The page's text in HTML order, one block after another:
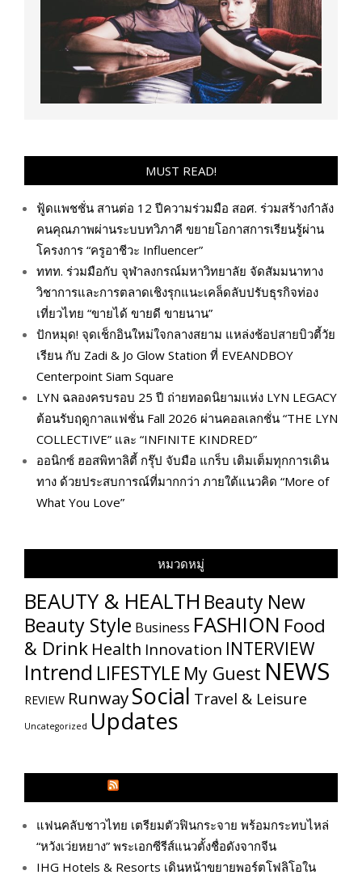
MUST READ!
ฟู้ดแพชชั่น สานต่อ 12 ปีความร่วมมือ สอศ. ร่วมสร้างกำลัง
คนคุณภาพผ่านระบบทวิภาคี ขยายโอกาสการเรียนรู้ผ่าน
โครงการ “ครูอาชีวะ Influencer”
ททท. ร่วมมือกับ จุฬาลงกรณ์มหาวิทยาลัย จัดสัมมนาทาง
วิชาการและการตลาดเชิงรุกแนะเคล็ดลับปรับธุรกิจท่อง
เที่ยวไทย “ขายได้ ขายดี ขายนาน”
ปักหมุด! จุดเช็กอินใหม่ใจกลางสยาม แหล่งช้อปสายบิวตี้วัย
เรียน กับ Zadi & Jo Glow Station ที่ EVEANDBOY
Centerpoint Siam Square
LYN ฉลองครบรอบ 25 ปี ถ่ายทอดนิยามแห่ง LYN LEGACY
ต้อนรับฤดูกาลแฟชั่น Fall 2026 ผ่านคอลเลกชั่น “THE LYN
COLLECTIVE” และ “INFINITE KINDRED”
ออนิกซ์ ฮอสพิทาลิตี้ กรุ๊ป จับมือ แกร็บ เติมเต็มทุกการเดิน
ทาง ด้วยประสบการณ์ที่มากกว่า ภายใต้แนวคิด “More of
What You Love”
หมวดหมู่
BEAUTY & HEALTH Beauty New
Beauty Style Business FASHION Food
& Drink Health Innovation INTERVIEW
Intrend LIFESTYLE My​ Guest NEWS
REVIEW RunwaySocial Travel & Leisure
Uncategorized Updates
แฟนคลับชาวไทย เตรียมตัวฟินกระจาย พร้อมกระทบไหล่
“หวังเว่ยหยาง” พระเอกซีรีส์แนวตั้งชื่อดังจากจีน
IHG Hotels & Resorts เดินหน้าขยายพอร์ตโฟลิโอใน